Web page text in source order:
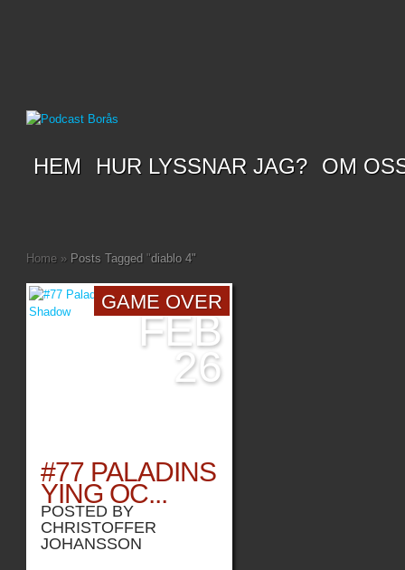
HEM HUR LYSSNAR JAG? OM
Home » Posts Tagged "diablo 4"
GAME OVER
FEB
26
#77 PALADINS
YING OC...
POSTED BY
CHRISTOFFER
JOHANSSON